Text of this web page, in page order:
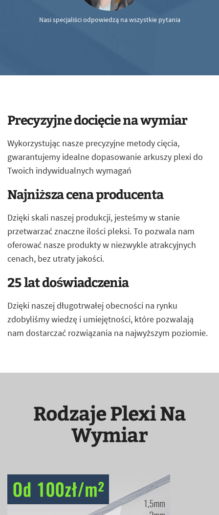
Nasi specjaliści odpowiedzą na wszystkie pytania
Precyzyjne docięcie na wymiar
Wykorzystując nasze precyzyjne metody cięcia,
gwarantujemy idealne dopasowanie arkuszy plexi do
Twoich indywidualnych wymagań
Najniższa cena producenta
Dzięki skali naszej produkcji, jesteśmy w stanie
przetwarzać znaczne ilości pleksi. To pozwala nam
oferować nasze produkty w niezwykle atrakcyjnych
cenach, bez utraty jakości.
25 lat doświadczenia
Dzięki naszej długotrwałej obecności na rynku
zdobyliśmy wiedzę i umiejętności, które pozwalają
nam dostarczać rozwiązania na najwyższym poziomie.
Rodzaje Plexi Na
Wymiar